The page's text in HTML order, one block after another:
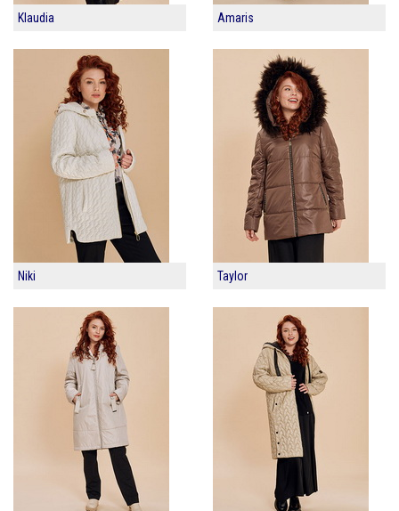
Klaudia Amaris
Niki Taylor